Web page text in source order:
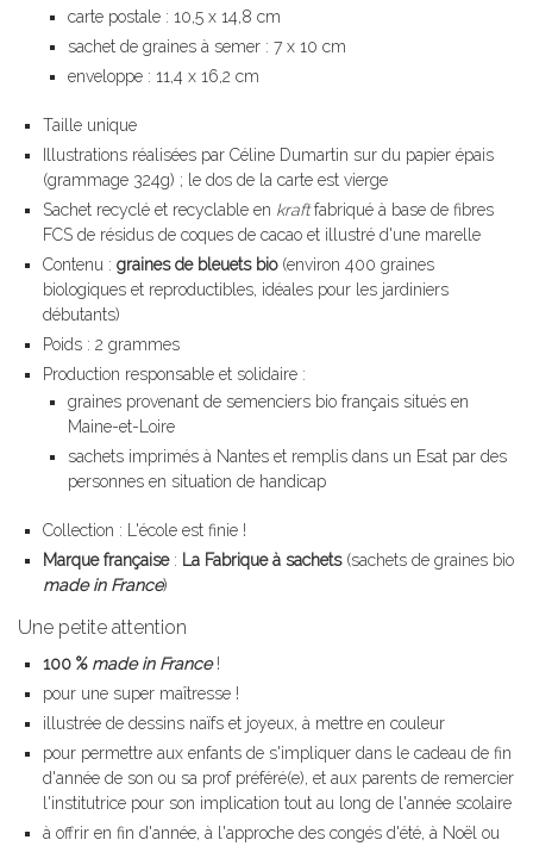
carte postale : 10,5 x 14,8 cm
sachet de graines à semer : 7 x 10 cm
enveloppe : 11,4 x 16,2 cm
Taille unique
Illustrations réalisées par Céline Dumartin sur du papier épais
(grammage 324g) ; le dos de la carte est vierge
Sachet recyclé et recyclable en kraftfabriqué à base de fibres
FCS de résidus de coques de cacao et illustré d'une marelle
Contenu : graines de bleuets bio (environ 400 graines
biologiques et reproductibles, idéales pour les jardiniers
débutants)
Poids : 2 grammes
Production responsable et solidaire :
graines provenant de semenciers bio français situés en
Maine-et-Loire
sachets imprimés à Nantes et remplis dans un Esat par des
personnes en situation de handicap
Collection : L'école est finie !
Marque française: La Fabrique à sachets(sachets de graines bio
made in France)
Une petite attention
100 % made in France!
pour une super maîtresse !
illustrée de dessins naïfs et joyeux, à mettre en couleur
pour permettre aux enfants de s'impliquer dans le cadeau de fin
d'année de son ou sa prof préféré(e), et aux parents de remercier
l'institutrice pour son implication tout au long de l'année scolaire
à offrir en fin d'année, à l'approche des congés d'été, à Noël ou